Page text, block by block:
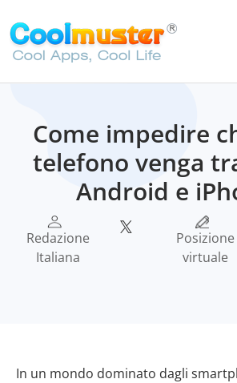
Come impedire
telefono venga
Android e
Redazione
Italiana
Posizione
virtuale
In un mondo dominato dagli